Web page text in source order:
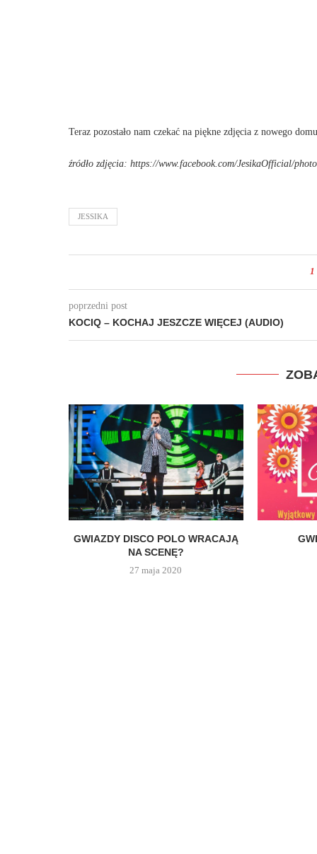
Teraz pozostało nam czekać na piękne zdjęcia z nowego
źródło zdjęcia: https://www.facebook.com/JesikaOfficial/
JESSIKA
1
poprzedni post
KOCIQ – KOCHAJ JESZCZE WIĘCEJ (AUDIO)
GWIAZDY DISCO POLO WRACAJĄ
NA SCENĘ?
27 maja 2020